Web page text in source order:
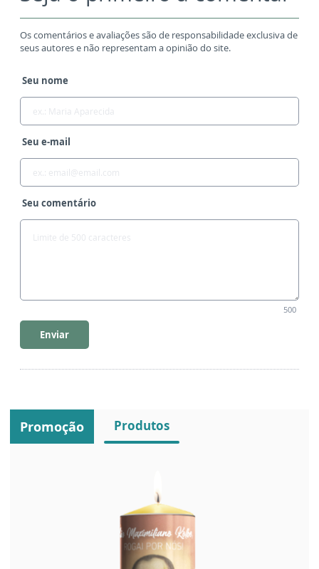
Os comentários e avaliações são de responsabilidade exclusiva de
seus autores e não representam a opinião do site.
Seu nome
Seu e-mail
Seu comentário
500
Enviar
Promoção Produtos